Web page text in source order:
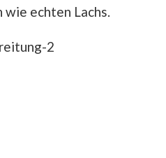
wie echten Lachs.